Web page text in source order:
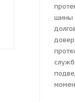
Нет в
₽
шины